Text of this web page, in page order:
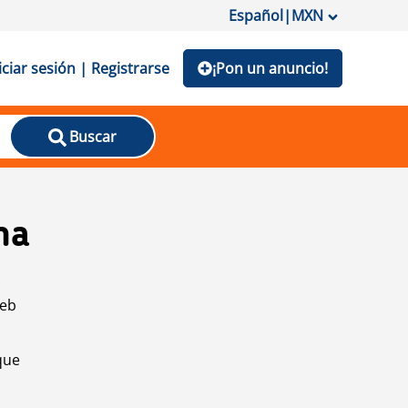
Español|MXN
sesión | Registrarse ¡Pon un anuncio!
Buscar